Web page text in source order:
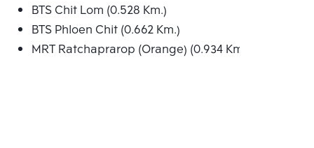
BTS Chit Lom (0.528 Km.)
BTS Phloen Chit (0.662 Km.)
MRT Ratchaprarop (Orange) (0.934 Km.)